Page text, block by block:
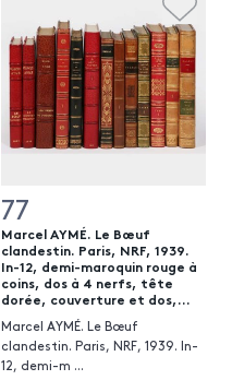
77
Marcel AYMÉ. Le Bœuf
clandestin. Paris, NRF, 1939.
In-12, demi-maroquin rouge à
coins, dos à 4 nerfs, tête
dorée, couverture et dos,...
Marcel AYMÉ. Le Bœuf
clandestin. Paris, NRF, 1939. In-
12, demi-m ...